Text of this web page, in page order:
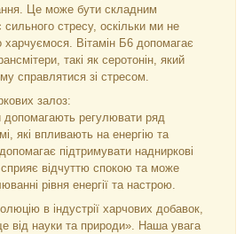
Це може бути складним
стресу, оскільки ми не
Вітамін Б6 допомагає
такі як серотонін, який
справлятися зі стресом.
залоз:
допомагають регулювати ряд
які впливають на енергію та
підтримувати надниркові
відчуттю спокою та може
рівня енергії та настрою.
в індустрії харчових добавок,
від науки та природи». Наша увага